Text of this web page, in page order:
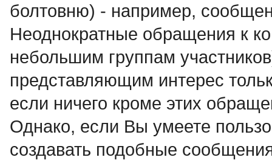
болтовню) - например,
Неоднократные обращения к
небольшим группам
представляющим интерес
если ничего кроме этих
Однако, если Вы умеете
создавать подобные